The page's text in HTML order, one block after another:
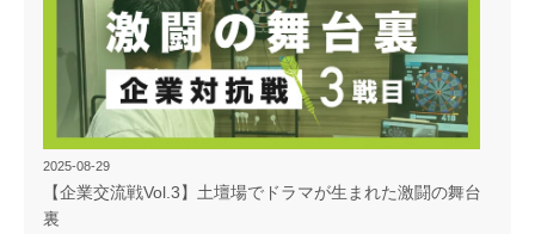
2025-08-29
【企業交流戦Vol.3】土壇場でドラマが生まれた激闘の舞台
裏